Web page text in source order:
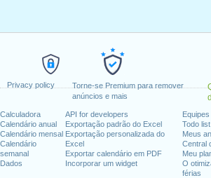
Privacy policy
Torne-se Premium para remover
anúncios e mais
Calculadora
Calendário anual
Calendário mensal
Calendário
semanal
Dados
API for developers
Exportação padrão do Excel
Exportação personalizada do
Excel
Exportar calendário em PDF
Incorporar um widget
Equipes
Todo list
Meus
Central
Meu
O
férias
10, 2022
11, 2022
24, 2022
feira, dezembro 26, 2022
de semana
2022
Day : domingo, junho 19, 2022